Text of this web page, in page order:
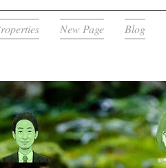
New Page Blog